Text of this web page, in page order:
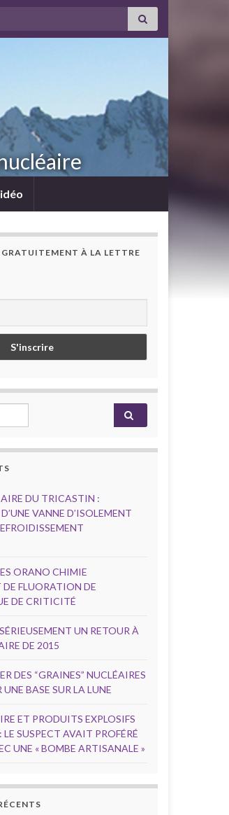
À LA LETTRE
DU TRICASTIN :
VANNE D’ISOLEMENT
ORANO CHIMIE
FLUORATION DE
DE CRITICITÉ
UN RETOUR À
DE 2015
DES “GRAINES” NUCLÉAIRES
BASE SUR LA LUNE
ET PRODUITS EXPLOSIFS
SUSPECT AVAIT PROFÉRÉ
UNE « BOMBE ARTISANALE »